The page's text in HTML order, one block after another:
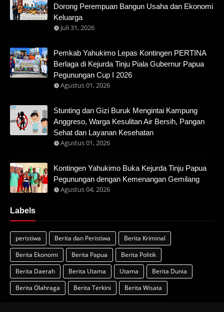
Dorong Perempuan Bangun Usaha dan Ekonomi
Keluarga
Juli 31, 2026
Pemkab Yahukimo Lepas Kontingen PERTINA
Berlaga di Kejurda Tinju Piala Gubernur Papua
Pegunungan Cup I 2026
Agustus 01, 2026
Stunting dan Gizi Buruk Mengintai Kampung
Anggreso, Warga Kesulitan Air Bersih, Pangan
Sehat dan Layanan Kesehatan
Agustus 01, 2026
Kontingen Yahukimo Buka Kejurda Tinju Papua
Pegunungan dengan Kemenangan Gemilang
Agustus 04, 2026
Labels
peristiwa Berita dan Peristiwa
Berita Kriminal
Berita Ekonomi
Berita Papua
Berita Politik
Berita Daerah
Berita Utama Utama
Berita Dunia
Berita Olahraga
Berita Terkini Berita Wisata